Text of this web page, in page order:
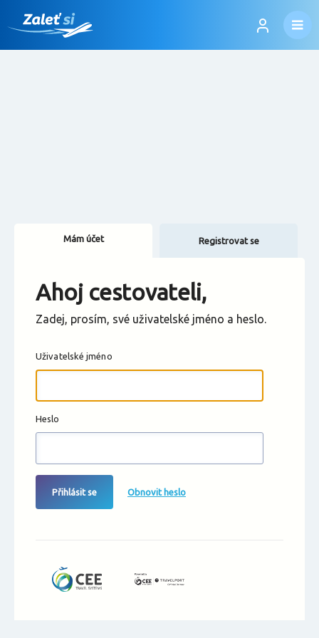
Změnit měnu
Mám účet Registrovat se
Ahoj cestovateli,
Zadej, prosím, své uživatelské jméno a heslo.
Uživatelské jméno
Heslo
Přihlásit se Obnovit heslo